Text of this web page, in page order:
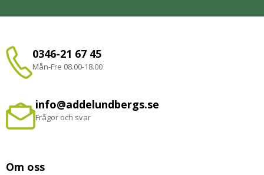
0346-21 67 45
Mån-Fre 08.00-18.00
info@addelundbergs.se
Frågor och svar
Om oss